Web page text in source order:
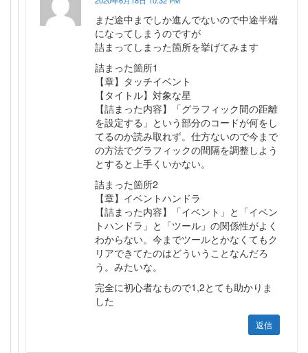
まだ途中までしか進んでないので中途半端
になってしまうのですが
詰まってしまった箇所を挙げてみます
詰まった箇所1
【章】タッチイベント
【タイトル】対象な星
【詰まった内容】「グラフィック間の距離
を設定する」という部分のコードが何をし
てるのか読み取れず。仕方ないので今まで
の方法でグラフィックの間隔を調整しよう
とすると上手くいかない。
詰まった箇所2
【章】イベントハンドラ
【詰まった内容】「イベント」と「イベン
トハンドラ」と「ツール」の関係性がよく
わからない。今までツールとかなくてもク
リアできてたのはどういうことなんだろ
う。みたいな。
完全に初心者なもので1,2とても助かりま
した
返信